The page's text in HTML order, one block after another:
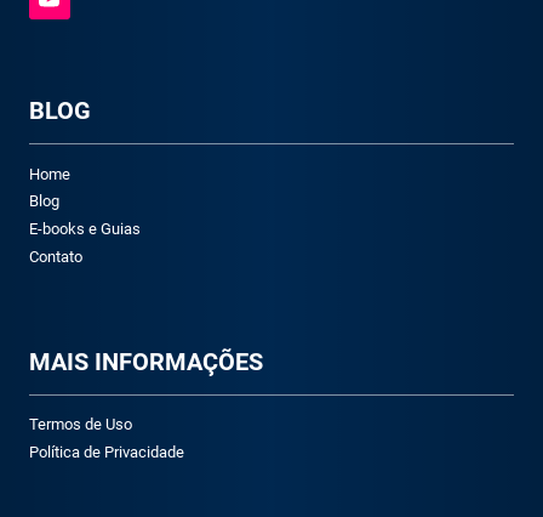
BLOG
Home
Blog
E-books e Guias
Contato
MAIS INFORMAÇÕES
Termos de Uso
Política de Privacidade